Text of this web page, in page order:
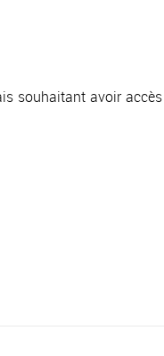
souhaitant avoir